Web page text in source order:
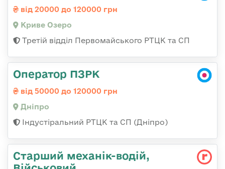
від 20000 до 120000 грн
Криве Озеро
Третій відділ Первомайського РТЦК та СП
Оператор ПЗРК
від 50000 до 120000 грн
Дніпро
Індустіральний РТЦК та СП (Дніпро)
Старший механік-водій,